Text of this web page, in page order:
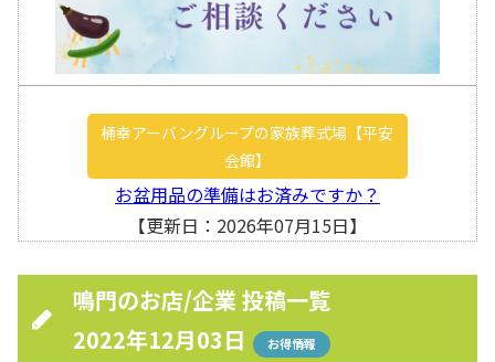
桶幸アーバングループの家族葬式場【平安
会館】
お盆用品の準備はお済みですか？
【更新日：2026年07月15日】
鳴門のお店/企業 投稿一覧
2022年12月03日
お得情報